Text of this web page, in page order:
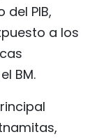
PIB,
a los
BM.